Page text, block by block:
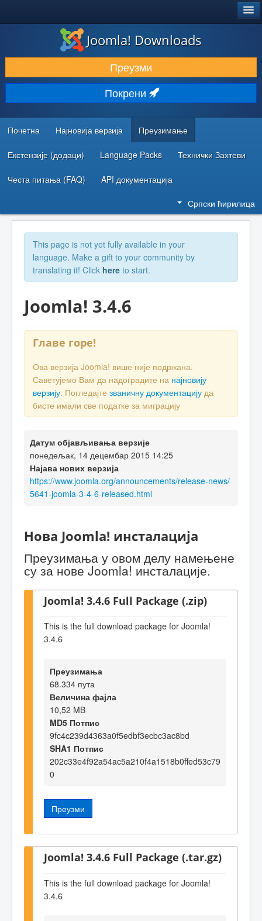
ПРЕУЗИМАЊЕ И ПРОШИРЕЊА (ЕКСТЕНЗИЈЕ)
ОТКРИЈТЕ И НАУЧИТЕ
ЗАЈЕДНИЦА И ПОДРШКА
РЕСУРСИ ЗА РАЗВОЈ
Joomla! Downloads
Преузми
Покрени
Почетна Најновија верзија Преузимање
Екстензије (додаци) Language Packs Технички Захтеви
Честа питања (FAQ) API документација
Српски ћирилица
This page is not yet fully available in your
language. Make a gift to your community by
translating it! Click here to start.
Joomla! 3.4.6
Главе горе!
Ова верзија Joomla! више није подржана.
Саветујемо Вам да надоградите на најновију
верзију. Погледајте званичну документацију да
бисте имали све податке за миграцију
Датум објављивања верзије
понедељак, 14 децембар 2015 14:25
Најава нових верзија
https://www.joomla.org/announcements/release-news/
5641-joomla-3-4-6-released.html
Нова Joomla! инсталација
Преузимања у овом делу намењене
су за нове Joomla! инсталације.
Joomla! 3.4.6 Full Package (.zip)
This is the full download package for Joomla!
3.4.6
Преузимања
68.334 пута
Величина фајла
10,52 MB
MD5 Потпис
9fc4c239d4363a0f5edbf3ecbc3ac8bd
SHA1 Потпис
202c33e4f92a54ac5a210f4a1518b0ffed53c79
0
Преузми
Joomla! 3.4.6 Full Package (.tar.gz)
This is the full download package for Joomla!
3.4.6